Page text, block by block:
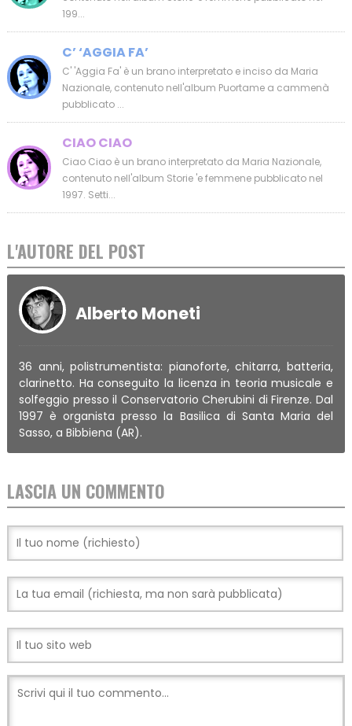
199...
C’ ‘AGGIA FA’
C' 'Aggia Fa' è un brano interpretato e inciso da Maria
Nazionale, contenuto nell'album Puortame a cammenà
pubblicato ...
CIAO CIAO
Ciao Ciao è un brano interpretato da Maria Nazionale,
contenuto nell'album Storie 'e femmene pubblicato nel
1997. Setti...
L'AUTORE DEL POST
Alberto Moneti
36 anni, polistrumentista: pianoforte, chitarra, batteria,
clarinetto. Ha conseguito la licenza in teoria musicale e
solfeggio presso il Conservatorio Cherubini di Firenze. Dal
1997 è organista presso la Basilica di Santa Maria del
Sasso, a Bibbiena (AR).
LASCIA UN COMMENTO